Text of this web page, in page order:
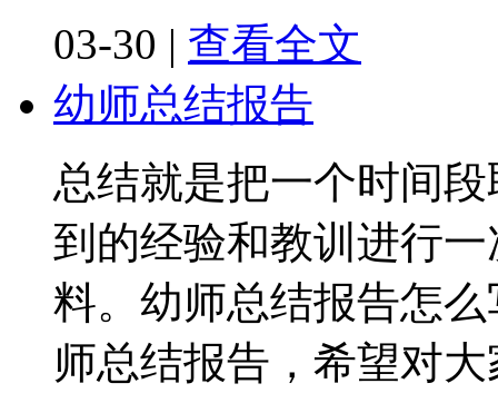
03-30 | 查看全文
幼师总结报告
总结就是把一个时间
到的经验和教训进行
料。幼师总结报告怎
师总结报告，希望对